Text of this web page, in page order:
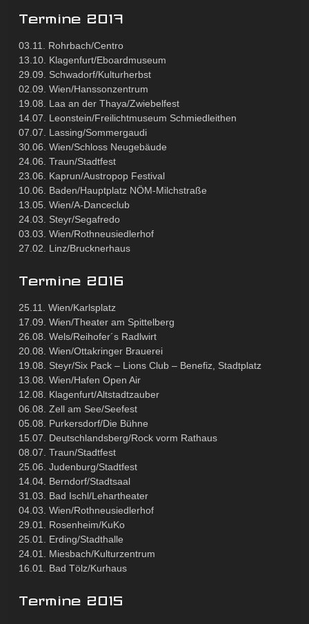
Termine 2017
03.11. Rohrbach/Centro
13.10. Klagenfurt/Eboardmuseum
29.09. Schwadorf/Kulturherbst
02.09. Wien/Hanssonzentrum
19.08. Laa an der Thaya/Zwiebelfest
14.07. Leonstein/Freilichtmuseum Schmiedleithen
07.07. Lassing/Sommergaudi
30.06. Wien/Schloss Neugebäude
24.06. Traun/Stadtfest
23.06. Kaprun/Austropop Festival
10.06. Baden/Hauptplatz NÖM-Milchstraße
13.05. Wien/A-Danceclub
24.03. Steyr/Segafredo
03.03. Wien/Rothneusiedlerhof
27.02. Linz/Brucknerhaus
Termine 2016
25.11. Wien/Karlsplatz
17.09. Wien/Theater am Spittelberg
26.08. Wels/Reihofer´s Radlwirt
20.08. Wien/Ottakringer Brauerei
19.08. Steyr/Six Pack – Lions Club – Benefiz, Stadtplatz
13.08. Wien/Hafen Open Air
12.08. Klagenfurt/Altstadtzauber
06.08. Zell am See/Seefest
05.08. Purkersdorf/Die Bühne
15.07. Deutschlandsberg/Rock vorm Rathaus
08.07. Traun/Stadtfest
25.06. Judenburg/Stadtfest
14.04. Berndorf/Stadtsaal
31.03. Bad Ischl/Lehartheater
04.03. Wien/Rothneusiedlerhof
29.01. Rosenheim/KuKo
25.01. Erding/Stadthalle
24.01. Miesbach/Kulturzentrum
16.01. Bad Tölz/Kurhaus
Termine 2015